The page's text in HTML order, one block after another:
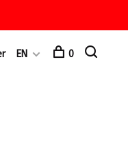
EN 0